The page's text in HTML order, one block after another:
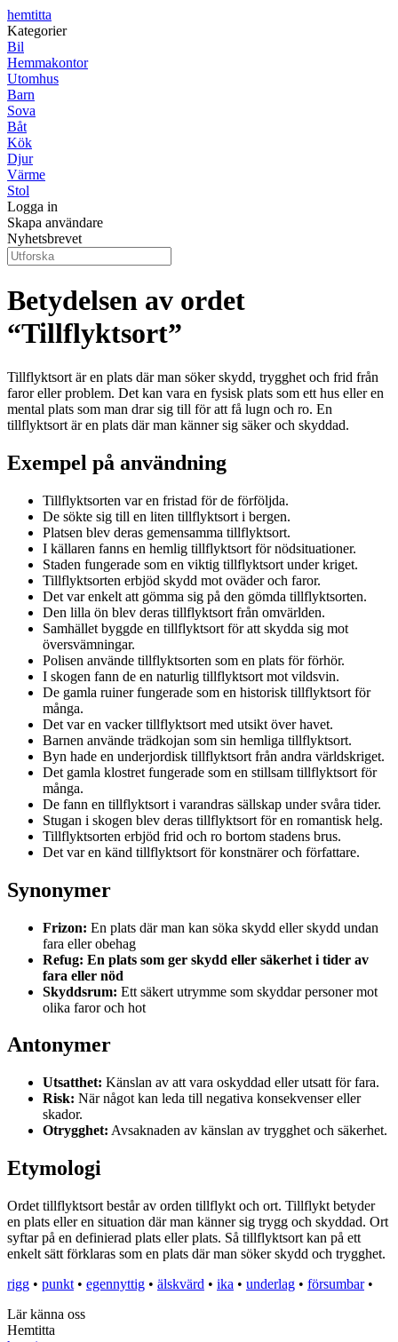
hemtitta
Kategorier
Bil
Hemmakontor
Utomhus
Barn
Sova
Båt
Kök
Djur
Värme
Stol
Logga in
Skapa användare
Nyhetsbrevet
Betydelsen av ordet
“Tillflyktsort”
Tillflyktsort är en plats där man söker skydd, trygghet och frid från
faror eller problem. Det kan vara en fysisk plats som ett hus eller en
mental plats som man drar sig till för att få lugn och ro. En
tillflyktsort är en plats där man känner sig säker och skyddad.
Exempel på användning
Tillflyktsorten var en fristad för de förföljda.
De sökte sig till en liten tillflyktsort i bergen.
Platsen blev deras gemensamma tillflyktsort.
I källaren fanns en hemlig tillflyktsort för nödsituationer.
Staden fungerade som en viktig tillflyktsort under kriget.
Tillflyktsorten erbjöd skydd mot oväder och faror.
Det var enkelt att gömma sig på den gömda tillflyktsorten.
Den lilla ön blev deras tillflyktsort från omvärlden.
Samhället byggde en tillflyktsort för att skydda sig mot
översvämningar.
Polisen använde tillflyktsorten som en plats för förhör.
I skogen fann de en naturlig tillflyktsort mot vildsvin.
De gamla ruiner fungerade som en historisk tillflyktsort för
många.
Det var en vacker tillflyktsort med utsikt över havet.
Barnen använde trädkojan som sin hemliga tillflyktsort.
Byn hade en underjordisk tillflyktsort från andra världskriget.
Det gamla klostret fungerade som en stillsam tillflyktsort för
många.
De fann en tillflyktsort i varandras sällskap under svåra tider.
Stugan i skogen blev deras tillflyktsort för en romantisk helg.
Tillflyktsorten erbjöd frid och ro bortom stadens brus.
Det var en känd tillflyktsort för konstnärer och författare.
Synonymer
Frizon: En plats där man kan söka skydd eller skydd undan
fara eller obehag
Refug: En plats som ger skydd eller säkerhet i tider av
fara eller nöd
Skyddsrum: Ett säkert utrymme som skyddar personer mot
olika faror och hot
Antonymer
Utsatthet: Känslan av att vara oskyddad eller utsatt för fara.
Risk: När något kan leda till negativa konsekvenser eller
skador.
Otrygghet: Avsaknaden av känslan av trygghet och säkerhet.
Etymologi
Ordet tillflyktsort består av orden tillflykt och ort. Tillflykt betyder
en plats eller en situation där man känner sig trygg och skyddad. Ort
syftar på en definierad plats eller plats. Så tillflyktsort kan på ett
enkelt sätt förklaras som en plats där man söker skydd och trygghet.
rigg • punkt • egennyttig • älskvärd • ika • underlag • försumbar•
Lär känna oss
Hemtitta